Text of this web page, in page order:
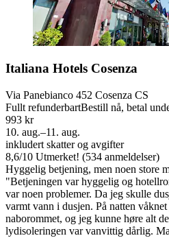
Italiana Hotels Cosenza
Via Panebianco 452 Cosenza CS
Fullt refunderbartBestill nå, betal
993 kr
10. aug.–11. aug.
inkludert skatter og avgifter
8,6/10 Utmerket! (534 anmeldelser)
Hyggelig betjening, men noen store
"Betjeningen var hyggelig og
var noen problemer. Da jeg skulle
varmt vann i dusjen. På natten
naborommet, og jeg kunne høre alt
lydisoleringen var vanvittig dårlig.